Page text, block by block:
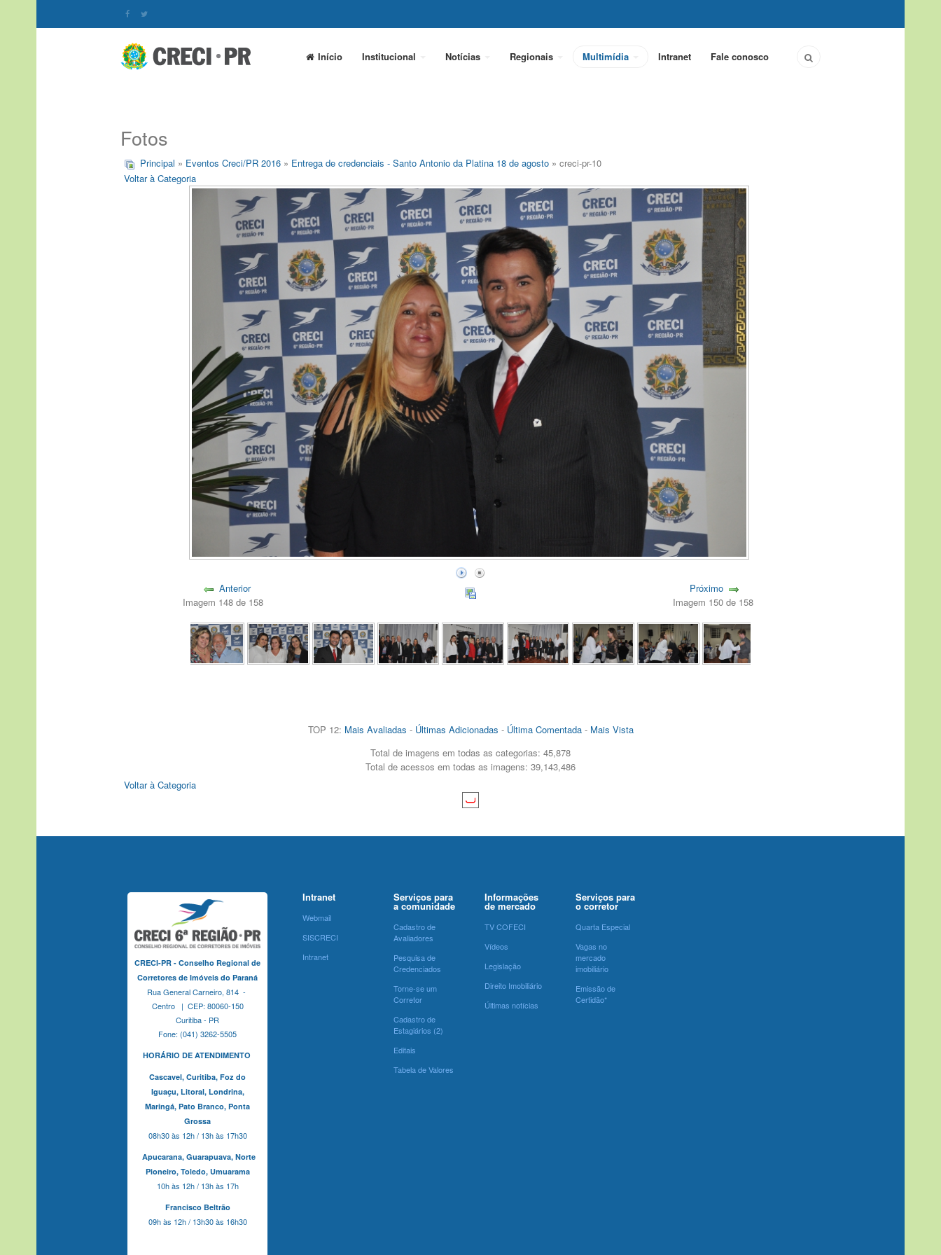
Início Institucional Notícias Regionais Multimídia Intranet Fale conosco
Fotos
Principal » Eventos Creci/PR 2016 » Entrega de credenciais - Santo Antonio da Platina 18 de agosto » creci-pr-10
Voltar à Categoria
Anterior
Imagem 148 de 158
Próximo
Imagem 150 de 158
TOP 12: Mais Avaliadas - Últimas Adicionadas - Última Comentada- Mais Vista
Total de imagens em todas as categorias: 45,878
Total de acessos em todas as imagens: 39,143,486
Voltar à Categoria
CRECI-PR - Conselho Regional de
Corretores de Imóveis do Paraná
Rua General Carneiro, 814 -
Centro | CEP: 80060-150
Curitiba - PR
Fone: (041) 3262-5505
HORÁRIO DE ATENDIMENTO
Cascavel, Curitiba, Foz do
Iguaçu, Litoral, Londrina,
Maringá, Pato Branco, Ponta
Grossa
08h30 às 12h / 13h às 17h30
Apucarana, Guarapuava, Norte
Pioneiro, Toledo, Umuarama
10h às 12h / 13h às 17h
Francisco Beltrão
09h às 12h / 13h30 às 16h30
Intranet
Webmail
SISCRECI
Intranet
Serviços para
a comunidade
Cadastro de
Avaliadores
Pesquisa de
Credenciados
Torne-se um
Corretor
Cadastro de
Estagiários (2)
Editais
Tabela de Valores
Informações
de mercado
TV COFECI
Vídeos
Legislação
Direito Imobiliário
Últimas notícias
Serviços para
o corretor
Quarta Especial
Vagas no
mercado
imobiliário
Emissão de
Certidão*